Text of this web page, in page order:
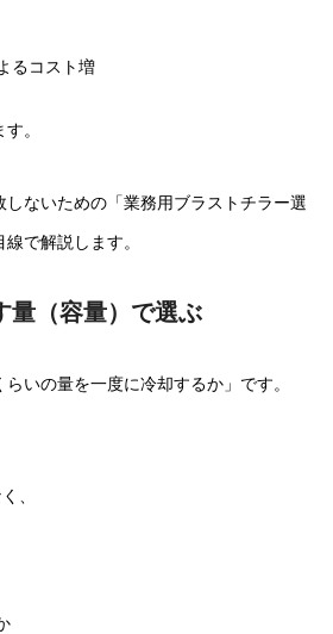
るコスト増
。
しないための「業務用ブラストチラー選
で解説します。
（容量）で選ぶ
いの量を一度に冷却するか」です。
、